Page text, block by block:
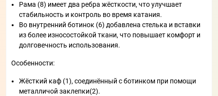
Рама (8) имеет два ребра жёсткости, что улучшает
стабильность и контроль во время катания.
Во внутренний ботинок (6) добавлена стелька и вставки
из более износостойкой ткани, что повышает комфорт и
долговечность использования.
Особенности:
Жёсткий каф (1), соединённый с ботинком при помощи
металличой заклепки(2).